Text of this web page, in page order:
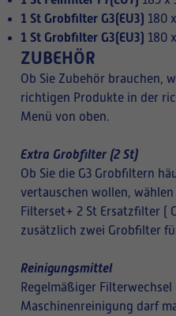
1 St Grobfilter G3(EU3) 180
1 St Grobfilter G3(EU3) 180
ZUBEHÖR
Ob Sie Zubehör brauchen,
richtigen Produkte in der
Menü von oben.
Extra Grobfilter (2 St)
Ob Sie die G3 Grobfiltern
vertauschen wollen,
Filterset+ 2 St Ersatzfilter (
zusätzlich zwei Grobfilter
Reinigungsmittel
Regelmäßiger
Maschinenreinigung darf